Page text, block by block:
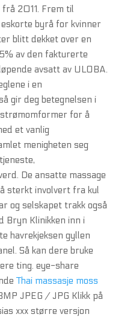
2011. Frem til
eskorte byrå for kvinner
blitt dekket over en
av den fakturerte
avsatt av ULOBA.
i en
gir deg betegnelsen i
for å
et vanlig
menigheten seg
De ansatte massage
sterkt involvert fra kul
og selskapet trakk også
Bryn Klinikken inn i
havrekjeksen gyllen
Så kan dere bruke
ting. eye-share
Thai massasje moss
JPEG / JPG Klikk på
xxx større versjon